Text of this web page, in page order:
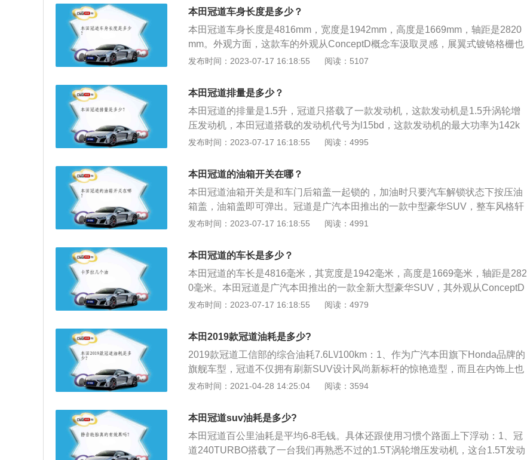
cvt无级变速变速箱，其采用的是前悬架类型是麦弗逊式独立悬架，后悬架类型是
多连杆式独立悬架。
本田冠道车身长度是多少？
本田冠道车身长度是4816mm，宽度是1942mm，高度是1669mm，轴距是2820
mm。外观方面，这款车的外观从ConceptD概念车汲取灵感，展翼式镀铬格栅也
可以在本田新雅阁等车型上见到，新车头灯采用LED灯组，搭配C字形前杠灯组
保留本田特有的风格之外，软质材料和木纹装饰包裹的中控台采用对称式设计，
正中间是一块大尺寸可调节视角的悬浮式液晶屏，提升了车内的科技氛围。
发布时间：2023-07-17 16:18:55 阅读：5107
本田冠道排量是多少？
本田冠道的排量是1.5升，冠道只搭载了一款发动机，这款发动机是1.5升涡轮增
压发动机，本田冠道搭载的发动机代号为l15bd，这款发动机的最大功率为142k
w，最大扭矩为243牛米，最大功率转速为每分钟5600转，最大扭矩转速为每分
了前排座椅快速加热和通风、驾驶席12向电动调节等功能，而驾驶席、副驾驶
发布时间：2023-07-17 16:18:55 阅读：4995
本田冠道的油箱开关在哪？
本田冠道油箱开关是和车门后箱盖一起锁的，加油时只要汽车解锁状态下按压油
箱盖，油箱盖即可弹出。冠道是广汽本田推出的一款中型豪华SUV，整车风格轩
昂猛丽力量与美感集于一身，拉阔式前脸、鹰翼式LED大灯、硬朗车身线条等外
mm、高为1669mm，轴距为2820mm，这款车采用现在流行的轿跑SUV风格。
发布时间：2023-07-17 16:18:55 阅读：4991
本田冠道的车长是多少？
本田冠道的车长是4816毫米，其宽度是1942毫米，高度是1669毫米，轴距是282
0毫米。本田冠道是广汽本田推出的一款全新大型豪华SUV，其外观从ConceptD
概念车汲取灵感，车头灯采用LED灯组，搭配C字形前杠灯组显得很有力量感。
围灯，营造出了高质感、稳重的氛围，为车主带来了专属的奢华享受。该车还创
造性地在车辆B柱增加了出风口，让汽车的每一个座椅均拥有极佳的乘坐舒适性
发布时间：2023-07-17 16:18:55 阅读：4979
本田2019款冠道油耗是多少?
2019款冠道工信部的综合油耗7.6L\/100km：1、作为广汽本田旗下Honda品牌的
旗舰车型，冠道不仅拥有刷新SUV设计风尚新标杆的惊艳造型，而且在内饰上也
非常考究，致力于营造出尊贵、优雅的车内氛围，以尊贵感木纹饰板点缀，目光
的超长轴距，实现了超宽绰的舒适乘坐空间。而搭载遍布仪表板、门饰板、门内
把手、储物格、顶棚的柔光氛围灯，营造出高质感、稳重的氛围，为车主带来专
属的奢华享受；3、冠道配备了磨砂真皮座椅系统，在Honda品牌车型中首次采
用了前排座椅快速加热和通风、驾驶席12向电动调节等功能，而驾驶席、副驾驶
发布时间：2021-04-28 14:25:04 阅读：3594
本田冠道suv油耗是多少?
本田冠道百公里油耗是平均6-8毛钱。具体还跟使用习惯个路面上下浮动：1、冠
道240TURBO搭载了一台我们再熟悉不过的1.5T涡轮增压发动机，这台1.5T发动